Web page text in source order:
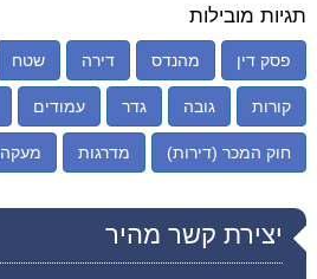
תגיות מובילות
פסק דין מהנדס דירה שטח
קורות גובה גדר עמודים
חוק המכר (דירות) מדרגות מעקה
יצירת קשר מהיר